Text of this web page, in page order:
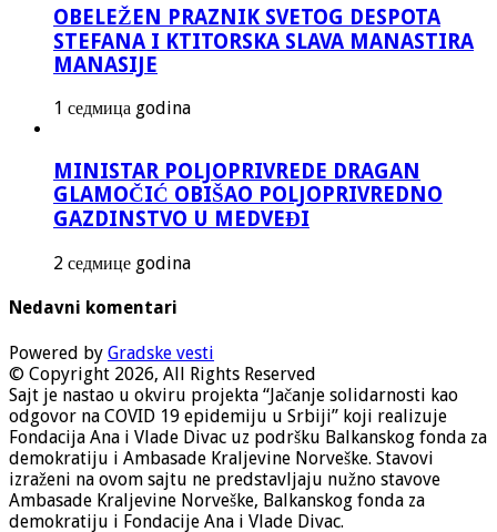
OBELEŽEN PRAZNIK SVETOG DESPOTA
STEFANA I KTITORSKA SLAVA MANASTIRA
MANASIJE
1 седмица godina
MINISTAR POLJOPRIVREDE DRAGAN
GLAMOČIĆ OBIŠAO POLJOPRIVREDNO
GAZDINSTVO U MEDVEĐI
2 седмице godina
Nedavni komentari
Powered by Gradske vesti
© Copyright 2026, All Rights Reserved
Sajt je nastao u okviru projekta “Jačanje solidarnosti kao
odgovor na COVID 19 epidemiju u Srbiji” koji realizuje
Fondacija Ana i Vlade Divac uz podršku Balkanskog fonda za
demokratiju i Ambasade Kraljevine Norveške. Stavovi
izraženi na ovom sajtu ne predstavljaju nužno stavove
Ambasade Kraljevine Norveške, Balkanskog fonda za
demokratiju i Fondacije Ana i Vlade Divac.